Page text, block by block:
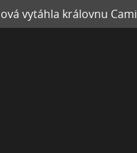
vytáhla královnu